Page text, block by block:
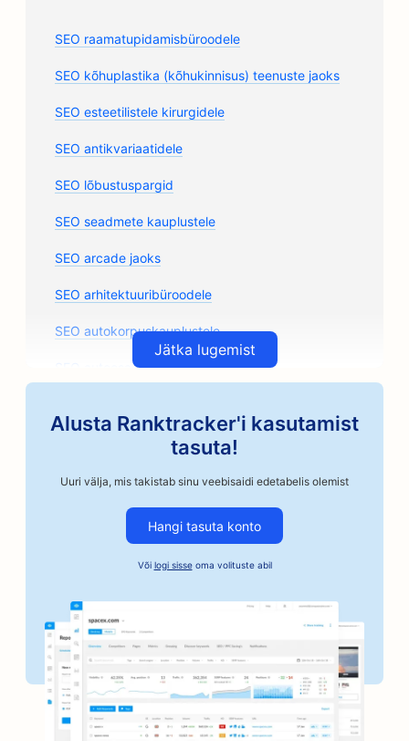
SEO raamatupidamisbüroodele
SEO kõhuplastika (kõhukinnisus) teenuste jaoks
SEO esteetilistele kirurgidele
SEO antikvariaatidele
SEO lõbustuspargid
SEO seadmete kauplustele
SEO arcade jaoks
SEO arhitektuuribüroodele
SEO autokorpuskauplustele
SEO autoosade kauplustele
SEO autoremonditöökodadele
SEO käsitöönduslikele kohviröstritele
SEO kautsjoniteenuste jaoks
SEO juuksuripoodidele
SEO pankadele
SEO raamatupoodidele
SEO grillimisvõimaluste jaoks
Jätka lugemist
Alusta Ranktracker'i kasutamist
tasuta!
Uuri välja, mis takistab sinu veebisaidi edetabelis olemist
Hangi tasuta konto
Või logi sisseoma volituste abil